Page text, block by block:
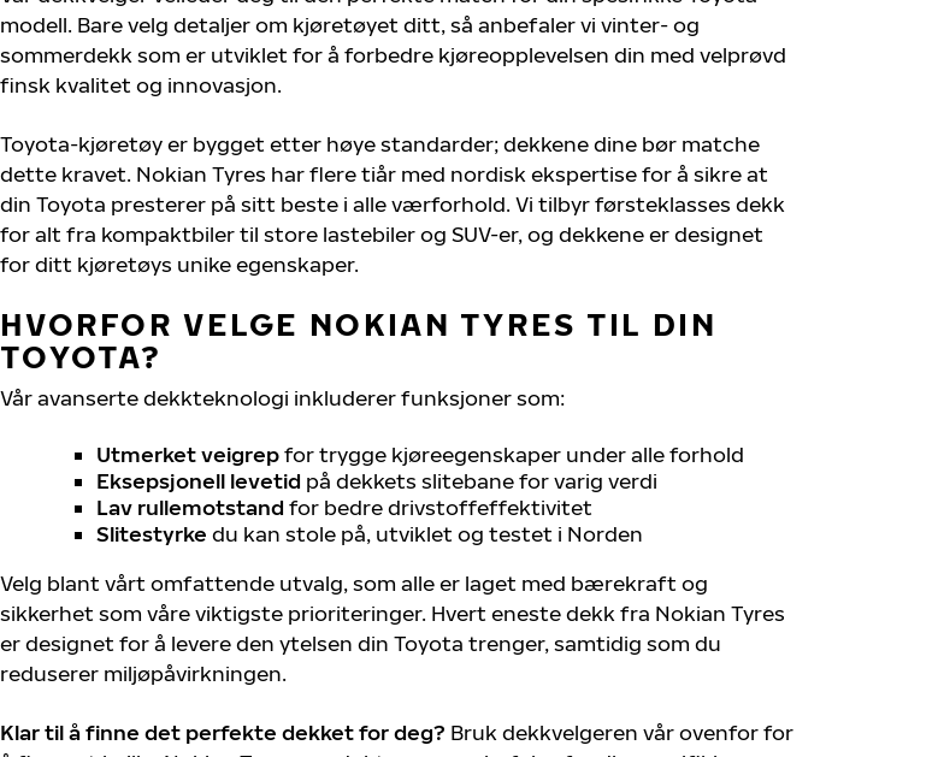
modell. Bare velg detaljer om kjøretøyet ditt, så anbefaler vi vinter- og
sommerdekk som er utviklet for å forbedre kjøreopplevelsen din med velprøvd
finsk kvalitet og innovasjon.
Toyota-kjøretøy er bygget etter høye standarder; dekkene dine bør matche
dette kravet. Nokian Tyres har flere tiår med nordisk ekspertise for å sikre at
din Toyota presterer på sitt beste i alle værforhold. Vi tilbyr førsteklasses dekk
for alt fra kompaktbiler til store lastebiler og SUV-er, og dekkene er designet
for ditt kjøretøys unike egenskaper.
HVORFOR VELGE NOKIAN TYRES TIL DIN
TOYOTA?
Vår avanserte dekkteknologi inkluderer funksjoner som:
Utmerket veigrepfor trygge kjøreegenskaper under alle forhold
Eksepsjonell levetid på dekkets slitebane for varig verdi
Lav rullemotstand for bedre drivstoffeffektivitet
Slitestyrke du kan stole på, utviklet og testet i Norden
Velg blant vårt omfattende utvalg, som alle er laget med bærekraft og
sikkerhet som våre viktigste prioriteringer. Hvert eneste dekk fra Nokian Tyres
er designet for å levere den ytelsen din Toyota trenger, samtidig som du
reduserer miljøpåvirkningen.
Klar til å finne det perfekte dekket for deg? Bruk dekkvelgeren vår ovenfor for